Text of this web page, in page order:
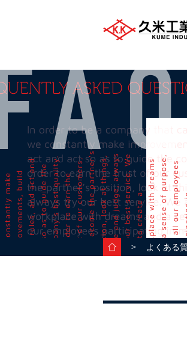
＞ よくある